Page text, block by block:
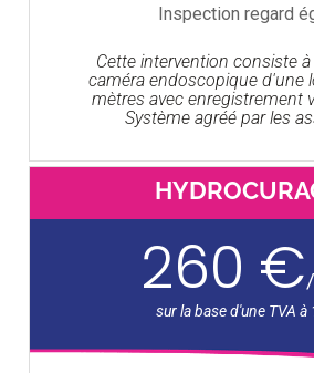
Inspection regard
Cette intervention consiste
caméra endoscopique d'une
mètres avec enregistrement
Système agréé par les
260 €/